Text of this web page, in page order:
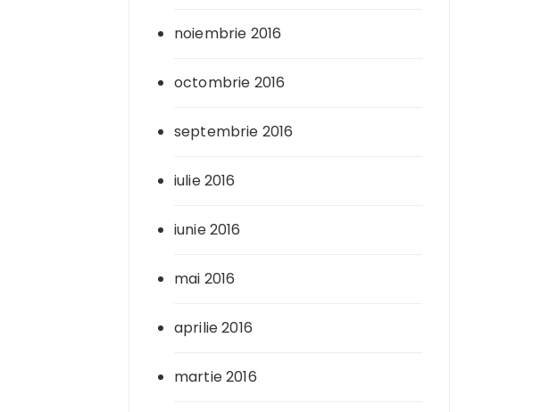
noiembrie 2016
octombrie 2016
septembrie 2016
iulie 2016
iunie 2016
mai 2016
aprilie 2016
martie 2016